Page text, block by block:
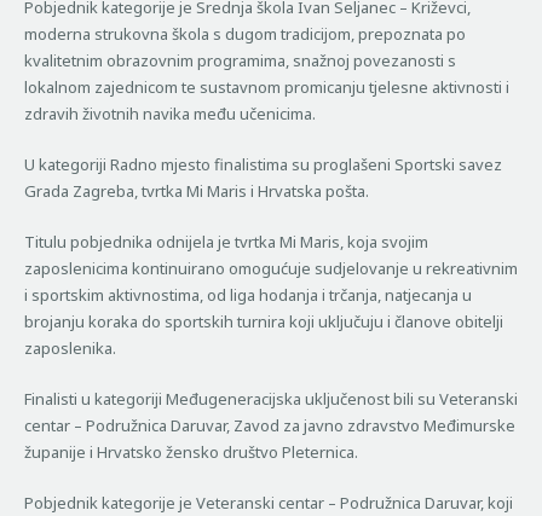
Pobjednik kategorije je Srednja škola Ivan Seljanec – Križevci,
moderna strukovna škola s dugom tradicijom, prepoznata po
kvalitetnim obrazovnim programima, snažnoj povezanosti s
lokalnom zajednicom te sustavnom promicanju tjelesne aktivnosti i
zdravih životnih navika među učenicima.
U kategoriji Radno mjesto finalistima su proglašeni Sportski savez
Grada Zagreba, tvrtka Mi Maris i Hrvatska pošta.
Titulu pobjednika odnijela je tvrtka Mi Maris, koja svojim
zaposlenicima kontinuirano omogućuje sudjelovanje u rekreativnim
i sportskim aktivnostima, od liga hodanja i trčanja, natjecanja u
brojanju koraka do sportskih turnira koji uključuju i članove obitelji
zaposlenika.
Finalisti u kategoriji Međugeneracijska uključenost bili su Veteranski
centar – Podružnica Daruvar, Zavod za javno zdravstvo Međimurske
županije i Hrvatsko žensko društvo Pleternica.
Pobjednik kategorije je Veteranski centar – Podružnica Daruvar, koji